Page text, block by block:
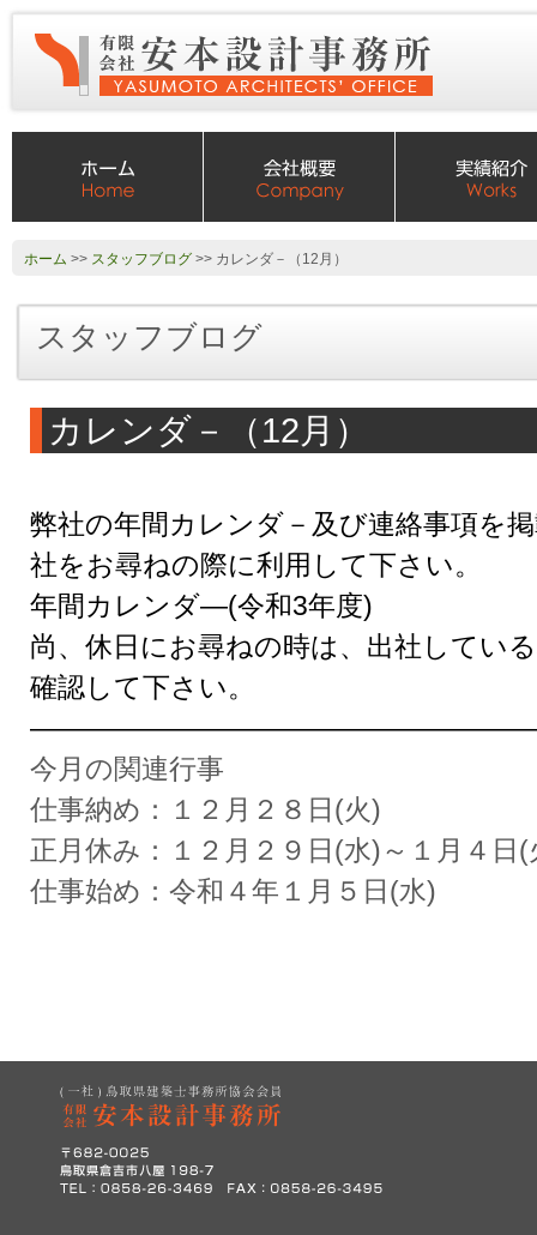
ホーム >> スタッフブログ >> カレンダ－（12月）
スタッフブログ
カレンダ－（12月）
弊社の年間カレンダ－及び連絡事項を
社をお尋ねの際に利用して下さい。
年間カレンダ―(令和3年度)
尚、休日にお尋ねの時は、出社してい
確認して下さい。
今月の関連行事
仕事納め：１２月２８日(火)
正月休み：１２月２９日(水)～１月４日(
仕事始め：令和４年１月５日(水)